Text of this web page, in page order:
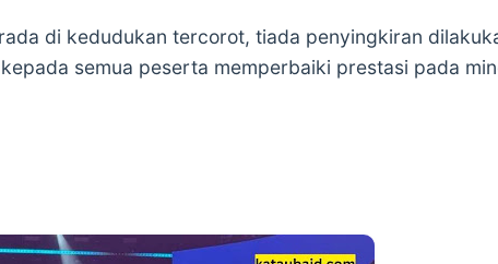
di kedudukan tercorot, tiada penyingkiran
semua peserta memperbaiki prestasi pada